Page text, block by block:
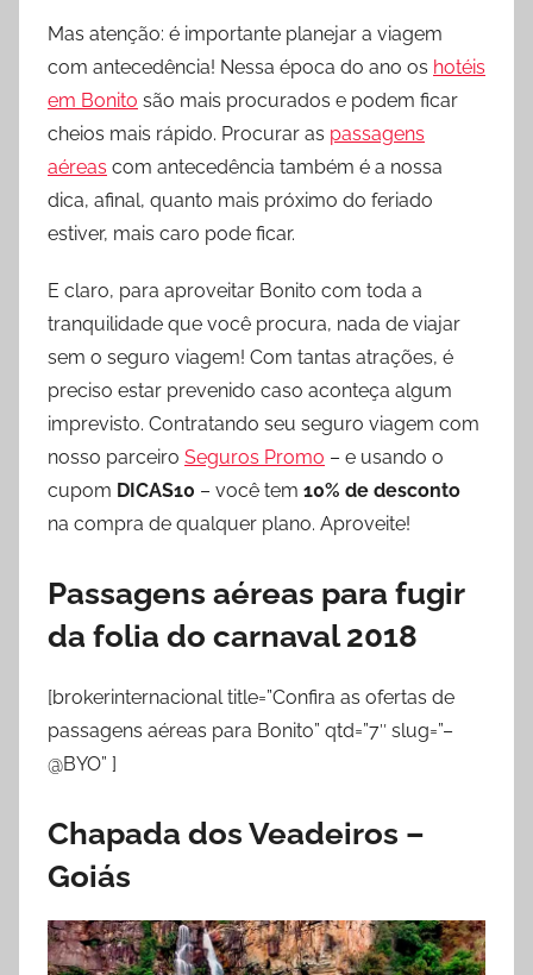
Mas atenção: é importante planejar a viagem
com antecedência! Nessa época do ano os hotéis
em Bonito são mais procurados e podem ficar
cheios mais rápido. Procurar as passagens
aéreas com antecedência também é a nossa
dica, afinal, quanto mais próximo do feriado
estiver, mais caro pode ficar.
E claro, para aproveitar Bonito com toda a
tranquilidade que você procura, nada de viajar
sem o seguro viagem! Com tantas atrações, é
preciso estar prevenido caso aconteça algum
imprevisto. Contratando seu seguro viagem com
nosso parceiro Seguros Promo – e usando o
cupom DICAS10 – você tem 10% de desconto
na compra de qualquer plano. Aproveite!
Passagens aéreas para fugir
da folia do carnaval 2018
[brokerinternacional title=”Confira as ofertas de
passagens aéreas para Bonito” qtd=”7″ slug=”–
@BYO” ]
Chapada dos Veadeiros –
Goiás